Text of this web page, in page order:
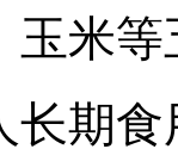
玉米
长期